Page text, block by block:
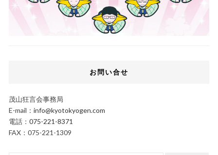
お問い合せ
茂山狂言会事務局
E-mail： info@kyotokyogen.com
電話： 075-221-8371
FAX：075-221-1309